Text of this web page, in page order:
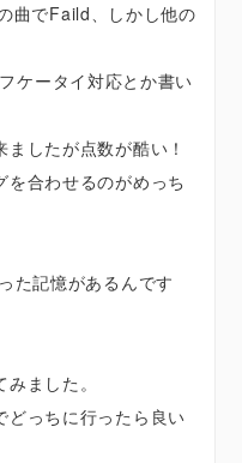
曲でFaild、しかし他の
ケータイ対応とか書い
したが点数が酷い！
を合わせるのがめっち
た記憶があるんです
ました。
どっちに行ったら良い